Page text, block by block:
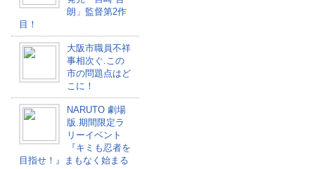
朗」監督第2作
目！
大阪市職員不祥
事相次ぐ.この
市の問題点はど
こに！
NARUTO 劇場
版.期間限定ラ
リーイベント
『キミも忍者を
目指せ！』まもなく始まる